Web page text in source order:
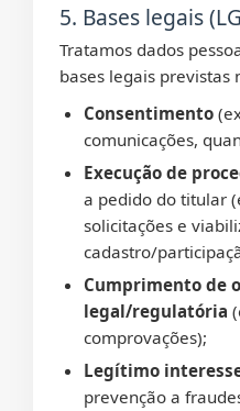
5. Bases legais
Tratamos dados
bases legais previstas
Consentimento
comunicações,
Execução de
a pedido do titular
solicitações e
cadastro/
Cumprimento de
legal/regulatória
comprovações);
Legítimo
prevenção a